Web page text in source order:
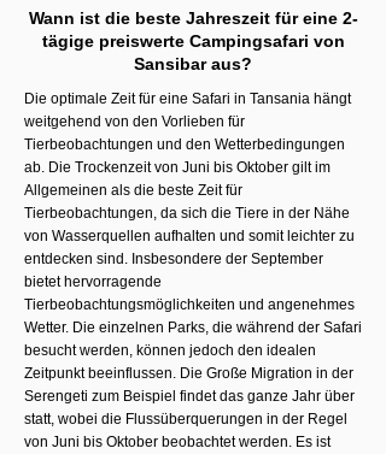
Wann ist die beste Jahreszeit für eine 2-
tägige preiswerte Campingsafari von
Sansibar aus?
Die optimale Zeit für eine Safari in Tansania hängt
weitgehend von den Vorlieben für
Tierbeobachtungen und den Wetterbedingungen
ab. Die Trockenzeit von Juni bis Oktober gilt im
Allgemeinen als die beste Zeit für
Tierbeobachtungen, da sich die Tiere in der Nähe
von Wasserquellen aufhalten und somit leichter zu
entdecken sind. Insbesondere der September
bietet hervorragende
Tierbeobachtungsmöglichkeiten und angenehmes
Wetter. Die einzelnen Parks, die während der Safari
besucht werden, können jedoch den idealen
Zeitpunkt beeinflussen. Die Große Migration in der
Serengeti zum Beispiel findet das ganze Jahr über
statt, wobei die Flussüberquerungen in der Regel
von Juni bis Oktober beobachtet werden. Es ist